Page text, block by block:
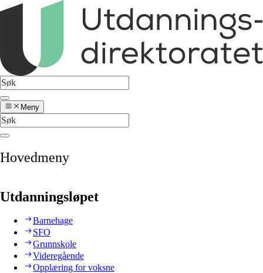
Meny
Hovedmeny
Utdanningsløpet
Barnehage
SFO
Grunnskole
Videregående
Opplæring for voksne